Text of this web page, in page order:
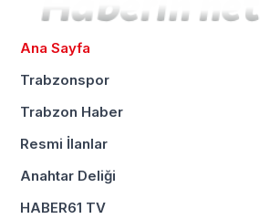
Ana Sayfa
Trabzonspor
Trabzon Haber
Resmi İlanlar
Anahtar Deliği
HABER61 TV